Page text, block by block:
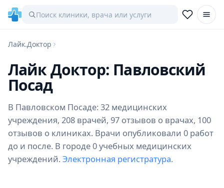
Лайк.Доктор
Лайк Доктор: Павловский
Посад
В Павловском Посаде: 32 медицинских
учреждения, 208 врачей, 97 отзывов о врачах, 100
отзывов о клиниках. Врачи опубликовали 0 работ
до и после. В городе 0 учебных медицинских
учреждений. Электронная регистратура.